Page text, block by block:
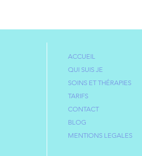
ACCUEIL
QUI SUIS JE
SOINS ET THÉRAPIES
TARIFS
CONTACT
BLOG
MENTIONS LEGALES